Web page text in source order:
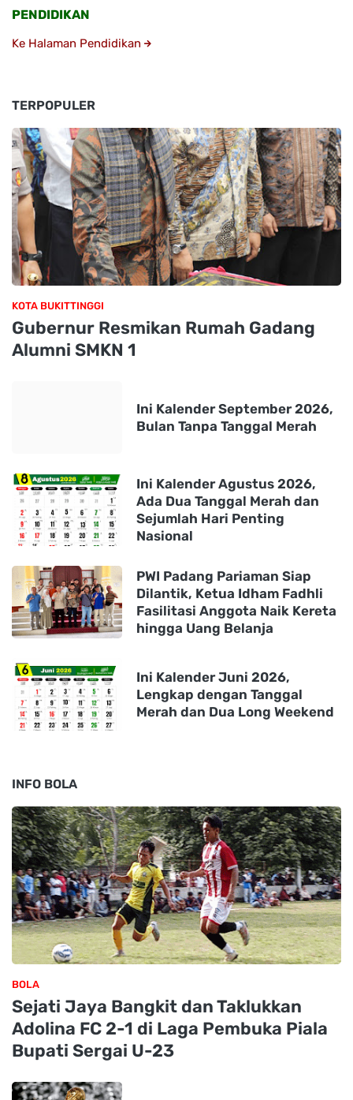
PENDIDIKAN
Ke Halaman Pendidikan
TERPOPULER
KOTA BUKITTINGGI
Gubernur Resmikan Rumah Gadang
Alumni SMKN 1
Ini Kalender September 2026,
Bulan Tanpa Tanggal Merah
Ini Kalender Agustus 2026,
Ada Dua Tanggal Merah dan
Sejumlah Hari Penting
Nasional
PWI Padang Pariaman Siap
Dilantik, Ketua Idham Fadhli
Fasilitasi Anggota Naik Kereta
hingga Uang Belanja
Ini Kalender Juni 2026,
Lengkap dengan Tanggal
Merah dan Dua Long Weekend
INFO BOLA
BOLA
Sejati Jaya Bangkit dan Taklukkan
Adolina FC 2-1 di Laga Pembuka Piala
Bupati Sergai U-23